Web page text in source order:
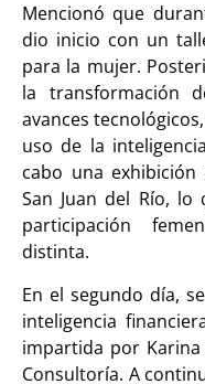
Mencionó que
dio inicio con un
para la mujer.
la transformación
avances
uso de la
cabo una
San Juan del Río,
participación
distinta.
En el segundo día,
inteligencia
impartida por Karina
Consultoría. A